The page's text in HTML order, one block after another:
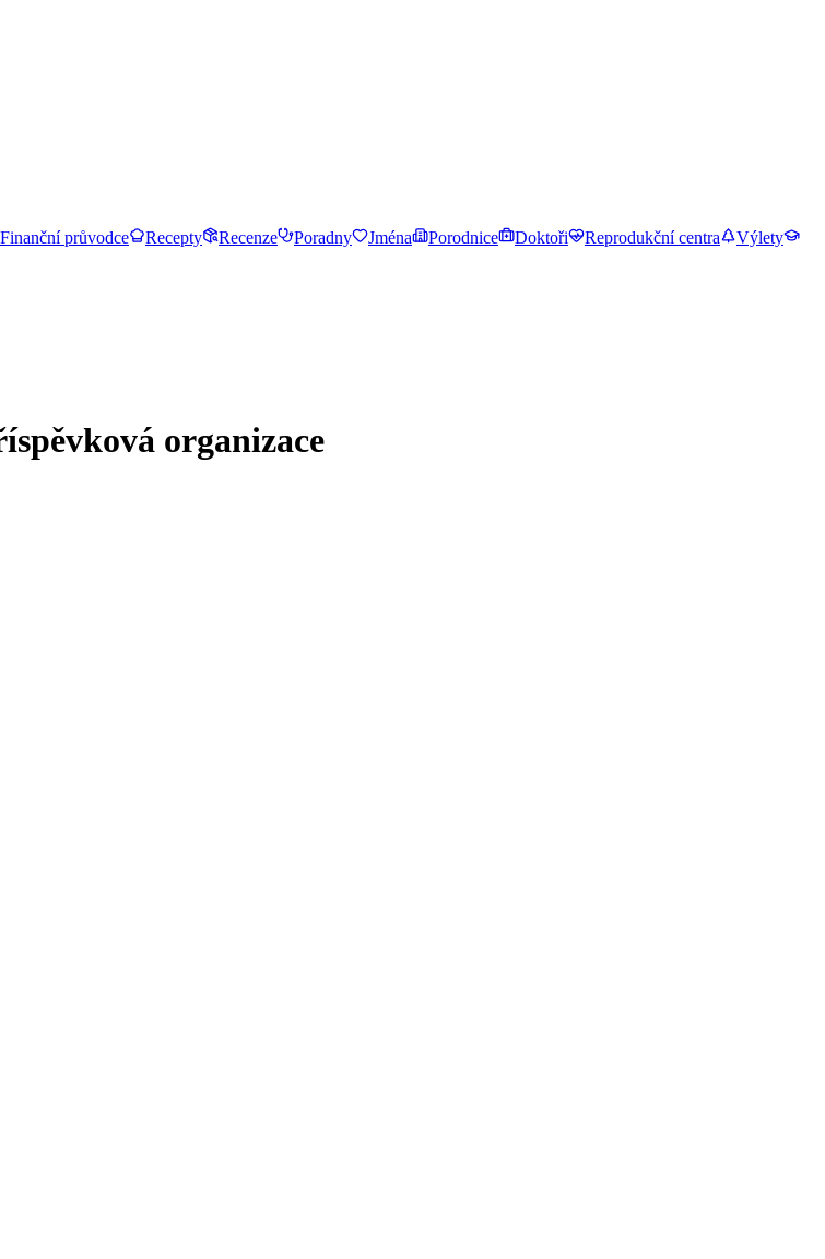
Finanční průvodce Recepty Recenze Poradny Jména Porodnice Doktoři Reprodukční centra
Výlety
organizace